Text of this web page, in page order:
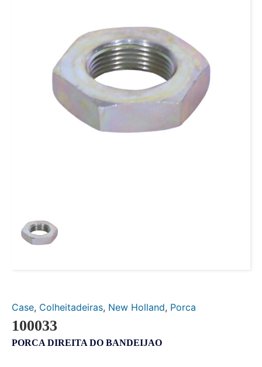
Case, Colheitadeiras, New Holland, Porca
100033
PORCA DIREITA DO BANDEIJAO